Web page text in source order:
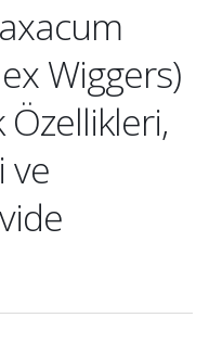
Wiggers)
ve